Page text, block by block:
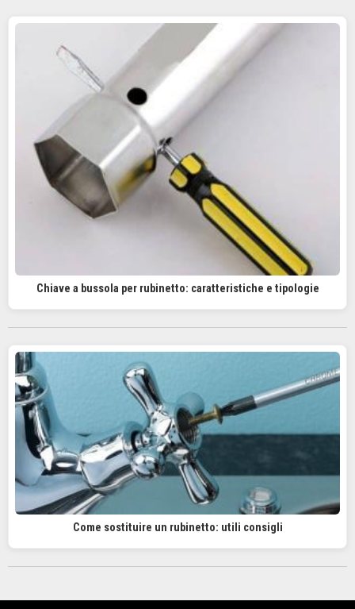
Chiave a bussola per rubinetto: caratteristiche e tipologie
Come sostituire un rubinetto: utili consigli